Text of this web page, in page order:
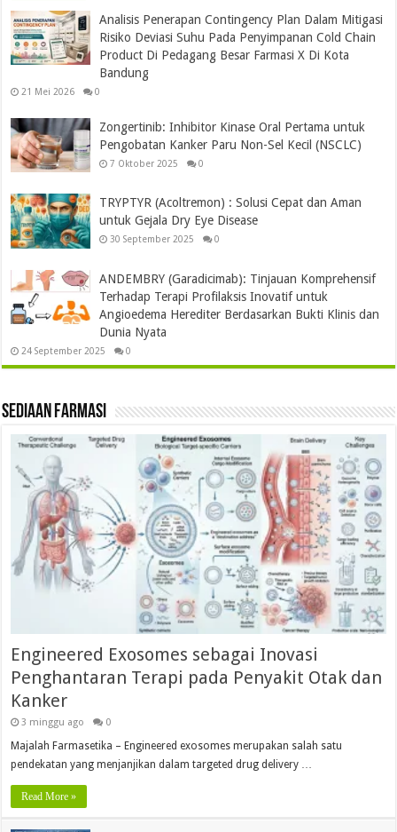
Analisis Penerapan Contingency Plan Dalam Mitigasi
Risiko Deviasi Suhu Pada Penyimpanan Cold Chain
Product Di Pedagang Besar Farmasi X Di Kota
Bandung
21 Mei 2026 0
Zongertinib: Inhibitor Kinase Oral Pertama untuk
Pengobatan Kanker Paru Non-Sel Kecil (NSCLC)
7 Oktober 2025 0
TRYPTYR (Acoltremon) : Solusi Cepat dan Aman
untuk Gejala Dry Eye Disease
30 September 2025 0
ANDEMBRY (Garadicimab): Tinjauan Komprehensif
Terhadap Terapi Profilaksis Inovatif untuk
Angioedema Herediter Berdasarkan Bukti Klinis dan
Dunia Nyata
24 September 2025 0
Sediaan Farmasi
Engineered Exosomes sebagai Inovasi
Penghantaran Terapi pada Penyakit Otak dan
Kanker
3 minggu ago 0
Majalah Farmasetika – Engineered exosomes merupakan salah satu
pendekatan yang menjanjikan dalam targeted drug delivery …
Read More »